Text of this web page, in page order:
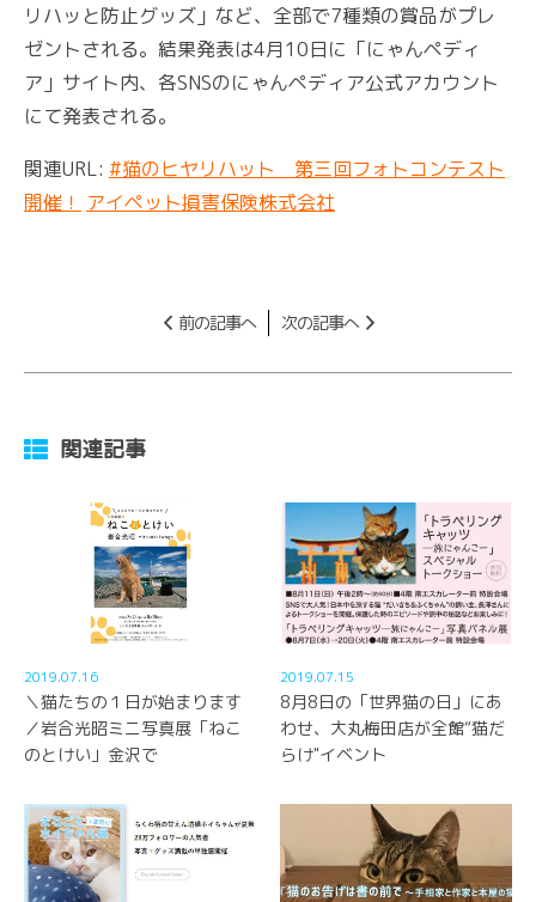
リハッと防止グッズ」など、全部で7種類の賞品がプレ
ゼントされる。結果発表は4月10日に「にゃんペディ
ア」サイト内、各SNSのにゃんペディア公式アカウント
にて発表される。
関連URL: #猫のヒヤリハット 第三回フォトコンテスト
開催！ アイペット損害保険株式会社
前の記事へ 次の記事へ
関連記事
2019.07.16
＼猫たちの１日が始まります
／岩合光昭ミニ写真展「ねこ
のとけい」金沢で
2019.07.15
8月8日の「世界猫の日」にあ
わせ、大丸梅田店が全館“猫だ
らけ"イベント